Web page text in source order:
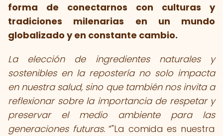
forma de conectarnos con culturas y
tradiciones milenarias en un mundo
globalizado y en constante cambio.
La elección de ingredientes naturales y
sostenibles en la repostería no solo impacta
en nuestra salud, sino que también nos invita a
reflexionar sobre la importancia de respetar y
preservar el medio ambiente para las
generaciones futuras. "La comida es nuestra